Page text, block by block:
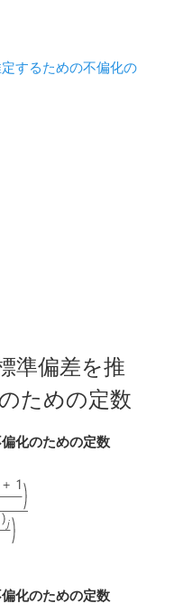
するための不偏化の
準偏差を推
ための定数
化のための定数
化のための定数